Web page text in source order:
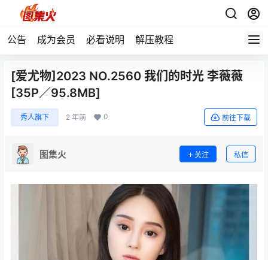
公告 成为会员 必看说明 解压教程
[爱尤物]2023 NO.2560 我们的时光 李薇薇
[35P／95.8MB]
秀人旗下 2 年前 0 前往下载
图集火 关注 私信